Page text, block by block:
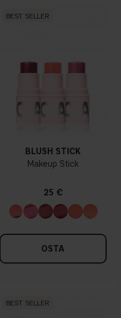
BEST SELLER
BLUSH STICK
Makeup Stick
25 €
OSTA
BEST SELLER